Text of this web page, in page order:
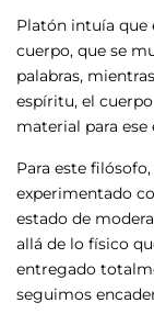
Platón intuía que
cuerpo, que se
palabras,
espíritu, el
material para ese
Para este
experimentado
estado de
allá de lo físico
entregado
seguimos